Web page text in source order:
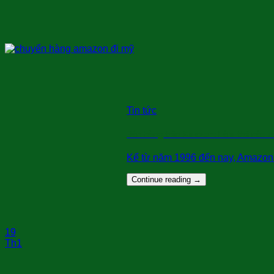
Tin tức
Kể từ năm 1996 đến nay,
Continue reading →
19
Th1